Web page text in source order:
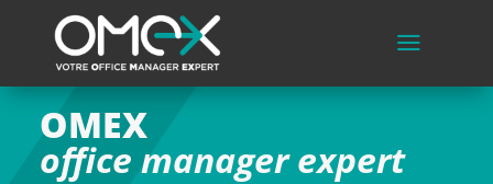
a
OMEX
office manager expert